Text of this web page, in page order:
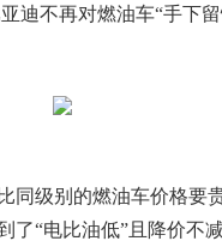
迪不再对燃油车“手下
同级别的燃油车价格要
了“电比油低”且降价不